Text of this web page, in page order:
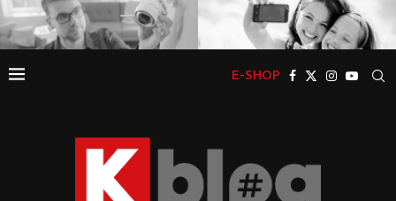
E-SHOP